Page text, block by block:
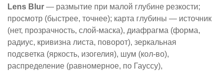
Lens Blur — размытие при малой глубине резкости;
просмотр (быстрее, точнее); карта глубины — источник
(нет, прозрачность, слой-маска), диафрагма (форма,
радиус, кривизна листа, поворот), зеркальная
подсветка (яркость, изогелия), шум (кол-во),
распределение (равномерное, по Гауссу),